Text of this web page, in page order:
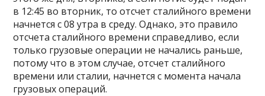
в 12:45 во вторник, то отсчет сталийного времени
начнется с 08 утра в среду. Однако, это правило
отсчета сталийного времени справедливо, если
только грузовые операции не начались раньше,
потому что в этом случае, отсчет сталийного
времени или сталии, начнется с момента начала
грузовых операций.